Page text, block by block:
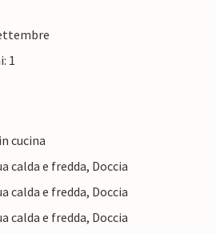
1
cucina
calda e fredda, Doccia
calda e fredda, Doccia
calda e fredda, Doccia